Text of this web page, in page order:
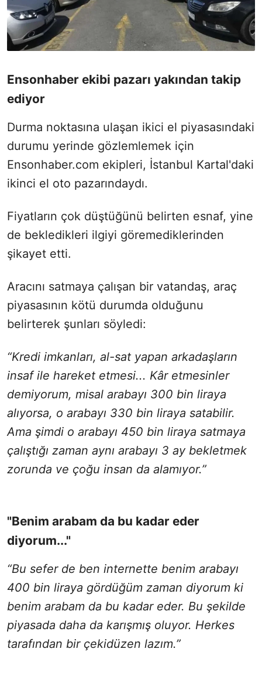
Ensonhaber ekibi pazarı yakından takip
ediyor
Durma noktasına ulaşan ikici el piyasasındaki
durumu yerinde gözlemlemek için
Ensonhaber.com ekipleri, İstanbul Kartal'daki
ikinci el oto pazarındaydı.
Fiyatların çok düştüğünü belirten esnaf, yine
de bekledikleri ilgiyi göremediklerinden
şikayet etti.
Aracını satmaya çalışan bir vatandaş, araç
piyasasının kötü durumda olduğunu
belirterek şunları söyledi:
“Kredi imkanları, al-sat yapan arkadaşların
insaf ile hareket etmesi... Kâr etmesinler
demiyorum, misal arabayı 300 bin liraya
alıyorsa, o arabayı 330 bin liraya satabilir.
Ama şimdi o arabayı 450 bin liraya satmaya
çalıştığı zaman aynı arabayı 3 ay bekletmek
zorunda ve çoğu insan da alamıyor.”
"Benim arabam da bu kadar eder
diyorum..."
“Bu sefer de ben internette benim arabayı
400 bin liraya gördüğüm zaman diyorum ki
benim arabam da bu kadar eder. Bu şekilde
piyasada daha da karışmış oluyor. Herkes
tarafından bir çekidüzen lazım.”